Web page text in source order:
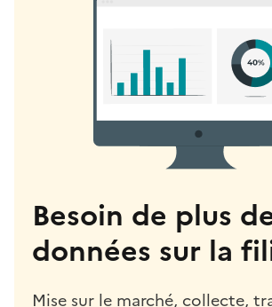
Besoin de plus
données sur la
Mise sur le marché, collecte,